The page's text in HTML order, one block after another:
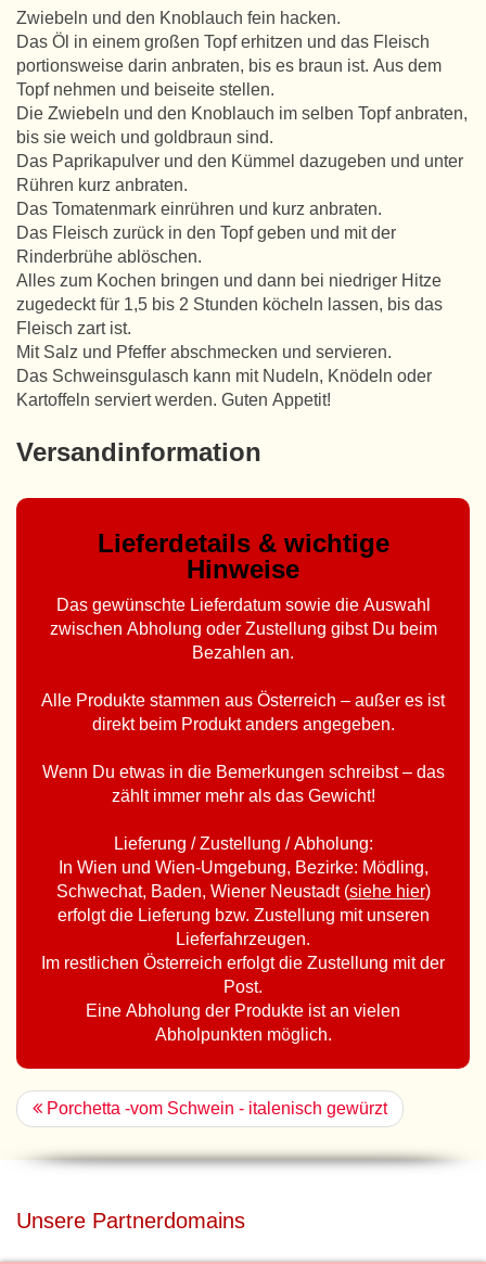
Zwiebeln und den Knoblauch fein hacken.
Das Öl in einem großen Topf erhitzen und das Fleisch
portionsweise darin anbraten, bis es braun ist. Aus dem
Topf nehmen und beiseite stellen.
Die Zwiebeln und den Knoblauch im selben Topf anbraten,
bis sie weich und goldbraun sind.
Das Paprikapulver und den Kümmel dazugeben und unter
Rühren kurz anbraten.
Das Tomatenmark einrühren und kurz anbraten.
Das Fleisch zurück in den Topf geben und mit der
Rinderbrühe ablöschen.
Alles zum Kochen bringen und dann bei niedriger Hitze
zugedeckt für 1,5 bis 2 Stunden köcheln lassen, bis das
Fleisch zart ist.
Mit Salz und Pfeffer abschmecken und servieren.
Das Schweinsgulasch kann mit Nudeln, Knödeln oder
Kartoffeln serviert werden. Guten Appetit!
Versandinformation
Lieferdetails & wichtige
Hinweise
Das gewünschte Lieferdatum sowie die Auswahl
zwischen Abholung oder Zustellung gibst Du beim
Bezahlen an.
Alle Produkte stammen aus Österreich – außer es ist
direkt beim Produkt anders angegeben.
Wenn Du etwas in die Bemerkungen schreibst – das
zählt immer mehr als das Gewicht!
Lieferung / Zustellung / Abholung:
In Wien und Wien-Umgebung, Bezirke: Mödling,
Schwechat, Baden, Wiener Neustadt (siehe hier)
erfolgt die Lieferung bzw. Zustellung mit unseren
Lieferfahrzeugen.
Im restlichen Österreich erfolgt die Zustellung mit der
Post.
Eine Abholung der Produkte ist an vielen
Abholpunkten möglich.
Porchetta -vom Schwein - italenisch gewürzt
Unsere Partnerdomains